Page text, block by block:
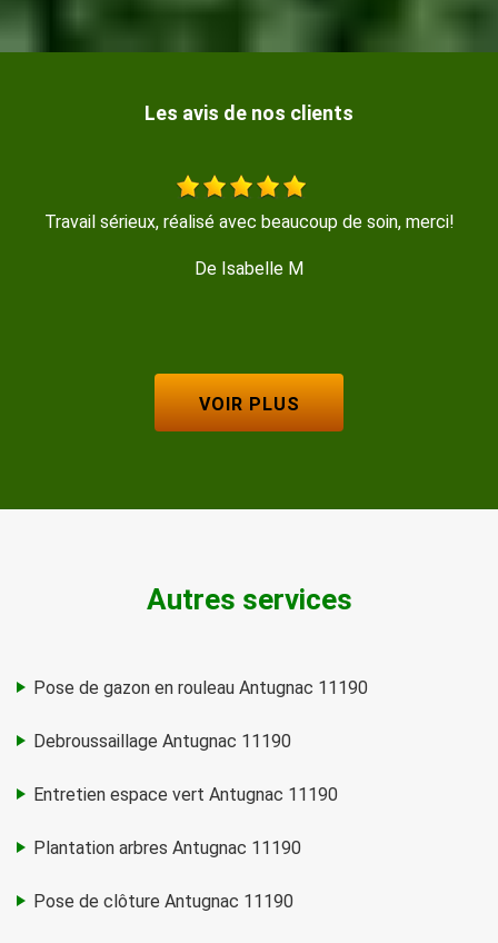
Les avis de nos clients
Entreprise sérieuse et réactive, je recommande !!
De Marine
VOIR PLUS
Autres services
Pose de gazon en rouleau Antugnac 11190
Debroussaillage Antugnac 11190
Entretien espace vert Antugnac 11190
Plantation arbres Antugnac 11190
Pose de clôture Antugnac 11190